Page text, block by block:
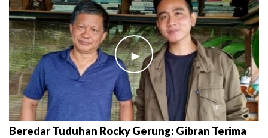
►
Beredar Tuduhan Rocky Gerung: Gibran Terima